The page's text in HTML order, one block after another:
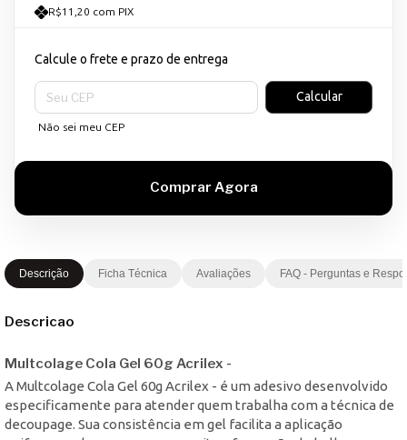
R$11,20 com PIX
Calcule o frete e prazo de entrega
Entregas para o CEP:
Calcular
Não sei meu CEP
Descrição Ficha Técnica Avaliações FAQ - Perguntas e
Descricao
Multcolage Cola Gel 60g Acrilex -
A Multcolage Cola Gel 60g Acrilex - é um adesivo desenvolvido
especificamente para atender quem trabalha com a técnica de
decoupage. Sua consistência em gel facilita a aplicação